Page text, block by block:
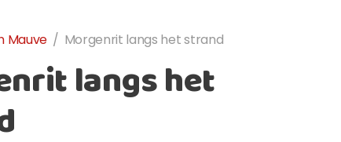
Mauve / Morgenrit langs het strand
langs het